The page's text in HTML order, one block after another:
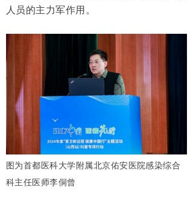
人员的主力军作用。
图为首都医科大学附属北京佑安医院感染综合
科主任医师李侗曾